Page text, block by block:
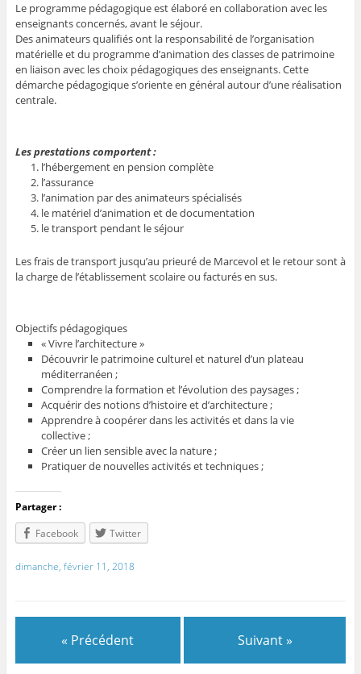
Le programme pédagogique est élaboré en collaboration avec les
enseignants concernés, avant le séjour.
Des animateurs qualifiés ont la responsabilité de l’organisation
matérielle et du programme d’animation des classes de patrimoine
en liaison avec les choix pédagogiques des enseignants. Cette
démarche pédagogique s’oriente en général autour d’une réalisation
centrale.
Les prestations comportent :
l’hébergement en pension complète
l’assurance
l’animation par des animateurs spécialisés
le matériel d’animation et de documentation
le transport pendant le séjour
Les frais de transport jusqu’au prieuré de Marcevol et le retour sont à
la charge de l’établissement scolaire ou facturés en sus.
Objectifs pédagogiques
« Vivre l’architecture »
Découvrir le patrimoine culturel et naturel d’un plateau
méditerranéen ;
Comprendre la formation et l’évolution des paysages ;
Acquérir des notions d’histoire et d’architecture ;
Apprendre à coopérer dans les activités et dans la vie
collective ;
Créer un lien sensible avec la nature ;
Pratiquer de nouvelles activités et techniques ;
Partager :
Facebook
Twitter
dimanche, février 11, 2018
« Précédent Suivant »